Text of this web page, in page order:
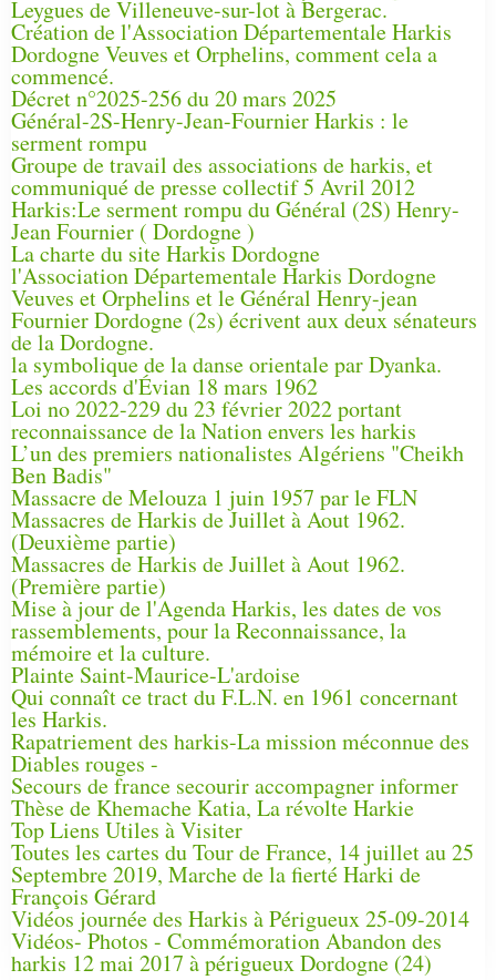
Leygues de Villeneuve-sur-lot à Bergerac.
Création de l'Association Départementale Harkis
Dordogne Veuves et Orphelins, comment cela a
commencé.
Décret n°2025-256 du 20 mars 2025
Général-2S-Henry-Jean-Fournier Harkis : le
serment rompu
Groupe de travail des associations de harkis, et
communiqué de presse collectif 5 Avril 2012
Harkis:Le serment rompu du Général (2S) Henry-
Jean Fournier ( Dordogne )
La charte du site Harkis Dordogne
l'Association Départementale Harkis Dordogne
Veuves et Orphelins et le Général Henry-jean
Fournier Dordogne (2s) écrivent aux deux sénateurs
de la Dordogne.
la symbolique de la danse orientale par Dyanka.
Les accords d'Évian 18 mars 1962
Loi no 2022-229 du 23 février 2022 portant
reconnaissance de la Nation envers les harkis
L’un des premiers nationalistes Algériens "Cheikh
Ben Badis"
Massacre de Melouza 1 juin 1957 par le FLN
Massacres de Harkis de Juillet à Aout 1962.
(Deuxième partie)
Massacres de Harkis de Juillet à Aout 1962.
(Première partie)
Mise à jour de l'Agenda Harkis, les dates de vos
rassemblements, pour la Reconnaissance, la
mémoire et la culture.
Plainte Saint-Maurice-L'ardoise
Qui connaît ce tract du F.L.N. en 1961 concernant
les Harkis.
Rapatriement des harkis-La mission méconnue des
Diables rouges -
Secours de france secourir accompagner informer
Thèse de Khemache Katia, La révolte Harkie
Top Liens Utiles à Visiter
Toutes les cartes du Tour de France, 14 juillet au 25
Septembre 2019, Marche de la fierté Harki de
François Gérard
Vidéos journée des Harkis à Périgueux 25-09-2014
Vidéos- Photos - Commémoration Abandon des
harkis 12 mai 2017 à périgueux Dordogne (24)